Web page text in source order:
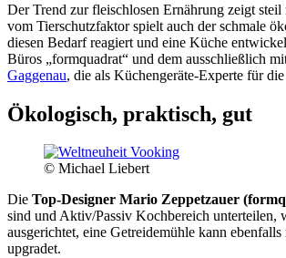
Der Trend zur fleischlosen Ernährung zeigt steil
vom Tierschutzfaktor spielt auch der schmale
diesen Bedarf reagiert und eine Küche
Büros „formquadrat“ und dem ausschließlich
Gaggenau, die als Küchengeräte-Experte für
Ökologisch, praktisch, gut
© Michael Liebert
Die Top-Designer Mario Zeppetzauer
sind und Aktiv/Passiv Kochbereich unterteilen,
ausgerichtet, eine Getreidemühle kann
upgradet.